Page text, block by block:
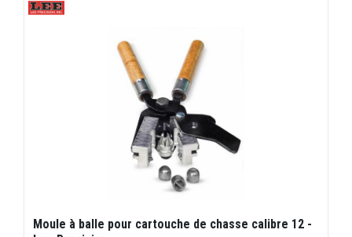
Moule à balle pour cartouche de chasse calibre 12 -